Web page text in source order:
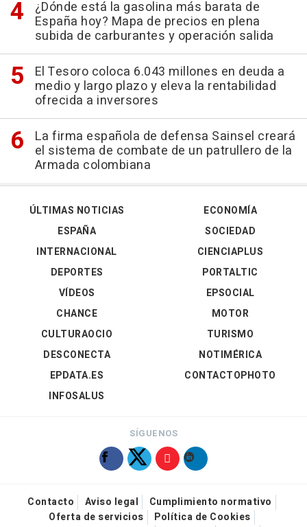
¿Dónde está la gasolina más barata de
España hoy? Mapa de precios en plena
subida de carburantes y operación salida
El Tesoro coloca 6.043 millones en deuda a
medio y largo plazo y eleva la rentabilidad
ofrecida a inversores
La firma española de defensa Sainsel creará
el sistema de combate de un patrullero de la
Armada colombiana
ÚLTIMAS NOTICIAS
ESPAÑA
INTERNACIONAL
DEPORTES
VÍDEOS
ECONOMÍA
SOCIEDAD
CIENCIAPLUS
PORTALTIC
EPSOCIAL
CHANCE
CULTURAOCIO
DESCONECTA
EPDATA.ES
INFOSALUS
MOTOR
TURISMO
NOTIMÉRICA
CONTACTOPHOTO
SÍGUENOS
Contacto Aviso legal
Cumplimiento normativo
Oferta de servicios
Política de Cookies